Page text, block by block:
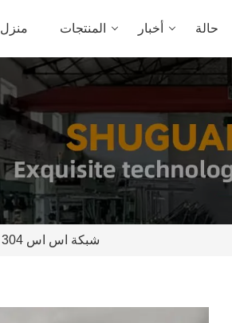
منزل المنتجات أخبار حالة
شبكة اس اس 304 منسوجة بشكل عادي